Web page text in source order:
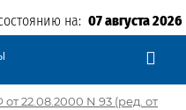
на: 07 августа 2026
22.08.2000 N 93 (ред. от